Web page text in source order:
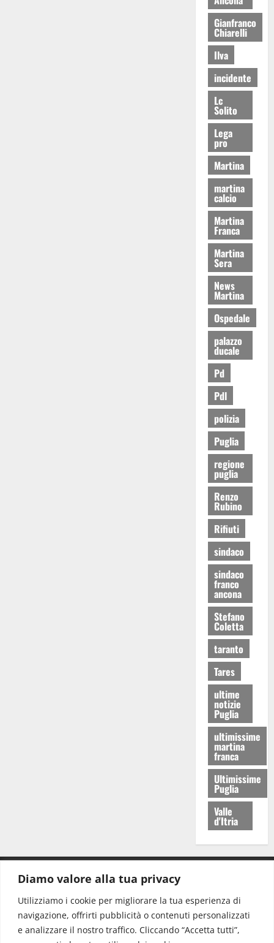
Diamo valore alla tua privacy
Utilizziamo i cookie per migliorare la tua esperienza di
navigazione, offrirti pubblicità o contenuti personalizzati
e analizzare il nostro traffico. Cliccando “Accetta tutti”,
Gianfranco
Chiarelli
Ilva
incidente
Lc
Solito
Lega
pro
Martina
martina
calcio
Martina
Franca
Martina
Sera
News
Martina
Ospedale
palazzo
ducale
Pd
Pdl
polizia
Puglia
regione
puglia
Renzo
Rubino
Rifiuti
sindaco
sindaco
franco
ancona
Stefano
Coletta
taranto
Tares
ultime
notizie
Puglia
ultimissime
martina
franca
Ultimissime
Puglia
Valle
d'Itria
Redazione: redazione@www.martinasera.it
Direttore:direttore@www.martinasera.it